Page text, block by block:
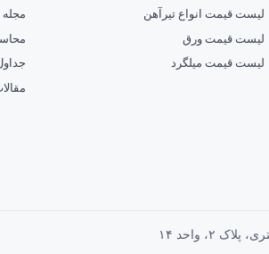
لیست قیمت انواع تیرآهن
لیست قیمت ورق
لیست قیمت میلگرد
مجله